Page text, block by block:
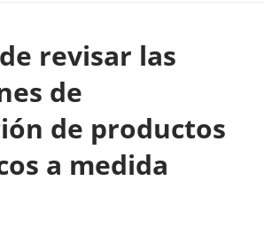
revisar las
de
de productos
a medida